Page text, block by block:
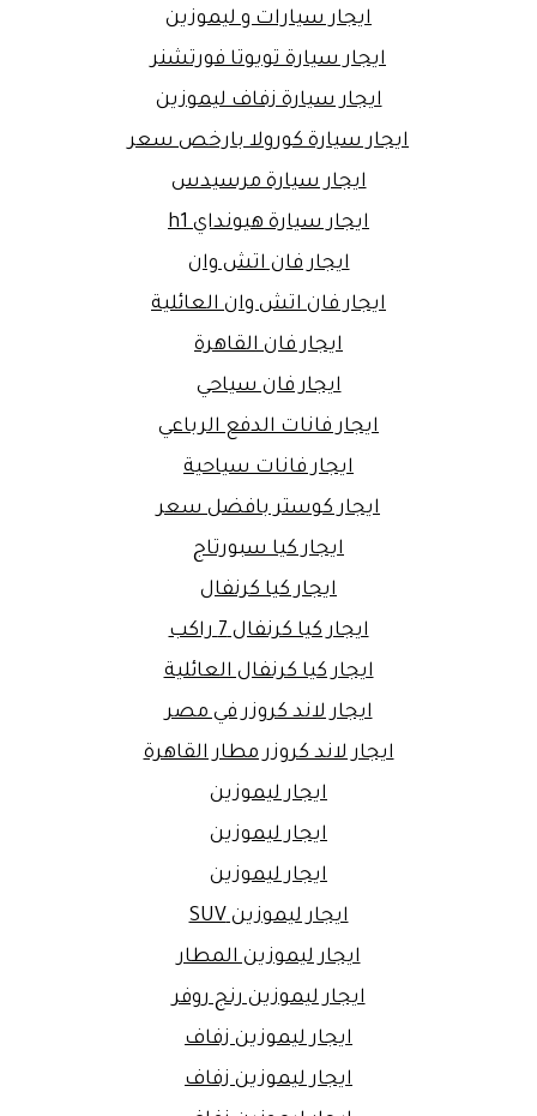
ايجار سيارات و ليموزين
ايجار سيارة تويوتا فورتشنر
ايجار سيارة زفاف ليموزين
ايجار سيارة كورولا بارخص سعر
ايجار سيارة مرسيدس
ايجار سيارة هيونداي h1
ايجار فان اتش وان
ايجار فان اتش وان العائلية
ايجار فان القاهرة
ايجار فان سياحي
ايجار فانات الدفع الرباعي
ايجار فانات سياحية
ايجار كوستر بافضل سعر
ايجار كيا سبورتاج
ايجار كيا كرنفال
ايجار كيا كرنفال 7 راكب
ايجار كيا كرنفال العائلية
ايجار لاند كروزر في مصر
ايجار لاند كروزر مطار القاهرة
ايجار ليموزين
ايجار ليموزين
ايجار ليموزين
ايجار ليموزين SUV
ايجار ليموزين المطار
ايجار ليموزين رنج روفر
ايجار ليموزين زفاف
ايجار ليموزين زفاف